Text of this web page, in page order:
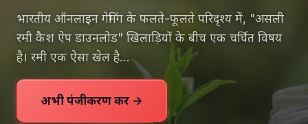
भारतीय ऑनलाइन गेमिंग के फलते-फूलते परिदृश्य में, "असली
रमी कैश ऐप डाउनलोड" खिलाड़ियों के बीच एक चर्चित विषय
है। रमी एक ऐसा खेल है...
अभी पंजीकरण करें →